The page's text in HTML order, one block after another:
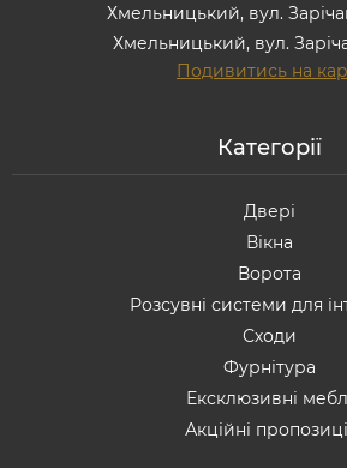
Хмельницький, вул.
Хмельницький, вул.
Подивитись на
Категорії
Двері
Вікна
Ворота
Розсувні системи для
Сходи
Фурнітура
Ексклюзивні
Акційні